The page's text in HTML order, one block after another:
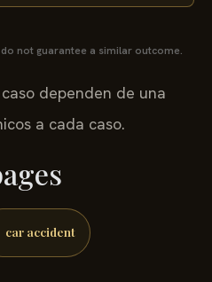
not guarantee a similar outcome.
dependen de una
a cada caso.
car accident